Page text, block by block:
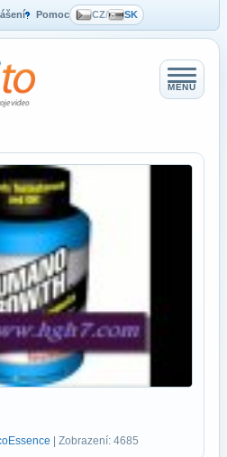
Pomoc CZ/ SK
MENU
| Zobrazení: 4685